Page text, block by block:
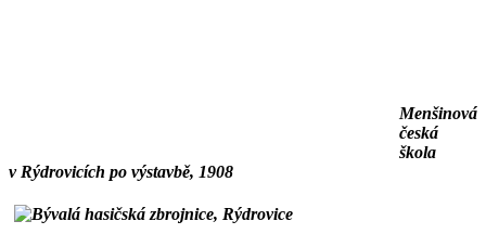
Menšinová
česká
škola
v Rýdrovicích po výstavbě, 1908